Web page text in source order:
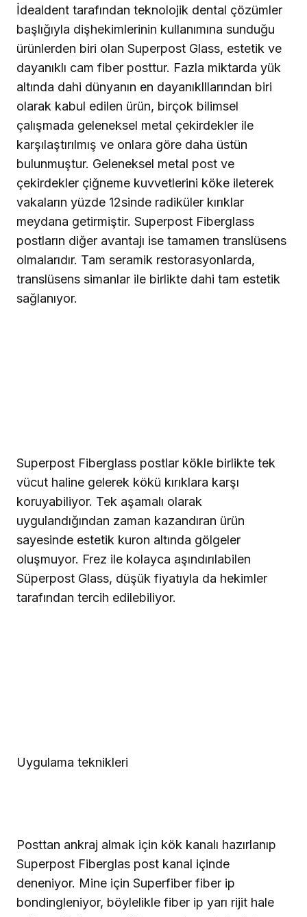
İdealdent tarafından teknolojik dental çözümler
başlığıyla dişhekimlerinin kullanımına sunduğu
ürünlerden biri olan Superpost Glass, estetik ve
dayanıklı cam fiber posttur. Fazla miktarda yük
altında dahi dünyanın en dayanıklllarından biri
olarak kabul edilen ürün, birçok bilimsel
çalışmada geleneksel metal çekirdekler ile
karşılaştırılmış ve onlara göre daha üstün
bulunmuştur. Geleneksel metal post ve
çekirdekler çiğneme kuvvetlerini köke ileterek
vakaların yüzde 12sinde radiküler kırıklar
meydana getirmiştir. Superpost Fiberglass
postların diğer avantajı ise tamamen translüsens
olmalarıdır. Tam seramik restorasyonlarda,
translüsens simanlar ile birlikte dahi tam estetik
sağlanıyor.
Superpost Fiberglass postlar kökle birlikte tek
vücut haline gelerek kökü kırıklara karşı
koruyabiliyor. Tek aşamalı olarak
uygulandığından zaman kazandıran ürün
sayesinde estetik kuron altında gölgeler
oluşmuyor. Frez ile kolayca aşındırılabilen
Süperpost Glass, düşük fiyatıyla da hekimler
tarafından tercih edilebiliyor.
Uygulama teknikleri
Posttan ankraj almak için kök kanalı hazırlanıp
Superpost Fiberglas post kanal içinde
deneniyor. Mine için Superfiber fiber ip
bondingleniyor, böylelikle fiber ip yarı rijit hale